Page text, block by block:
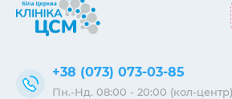
+38 (073) 073-03-85
Пн.-Нд. 08:00 - 20:00 (кол-центр)